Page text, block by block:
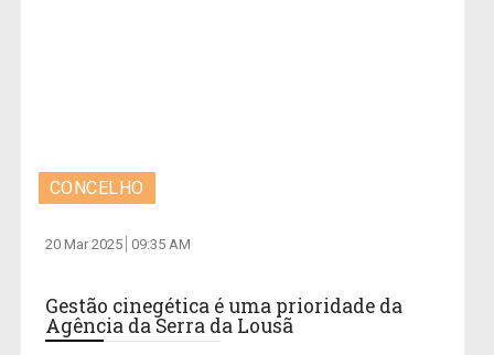
CONCELHO
20 Mar 2025 09:35 AM
Gestão cinegética é uma prioridade da
Agência da Serra da Lousã